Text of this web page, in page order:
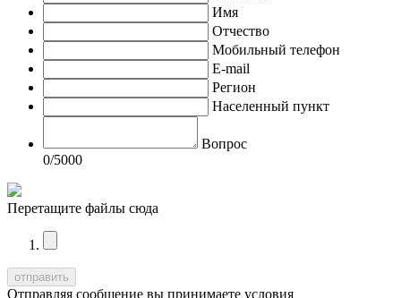
Имя
Отчество
Мобильный телефон
E-mail
Регион
Населенный пункт
Вопрос
0/5000
Перетащите файлы сюда
Отправляя сообщение вы принимаете условия